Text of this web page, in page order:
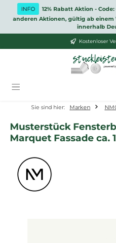
Zum Hauptinhalt springen
INFO
12% Rabatt Aktion -
anderen Aktionen, gültig ab
innerhalb
Kostenloser
Sie sind hier: Marken
Musterstück
Marquet Fassade ca.